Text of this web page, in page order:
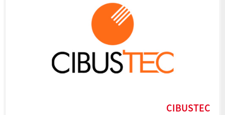
CIBUSTEC